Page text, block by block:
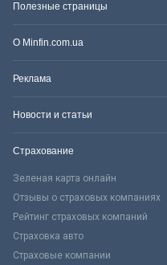
Полезные страницы
О Minfin.com.ua
Реклама
Новости и статьи
Страхование
Зеленая карта онлайн
Отзывы о страховых компаниях
Рейтинг страховых компаний
Страховка авто
Страховые компании